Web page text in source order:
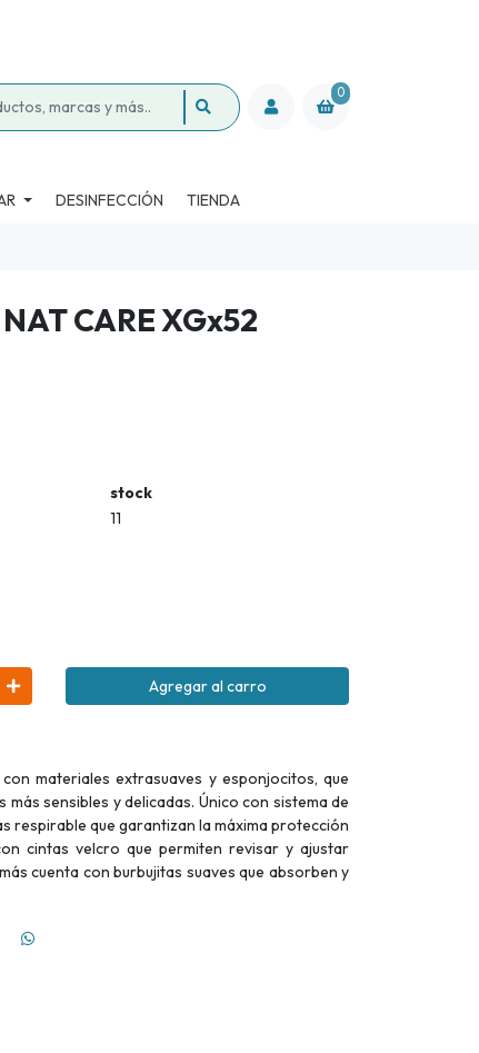
0
DESINFECCIÓN TIENDA
CARE XGx52
stock
11
Agregar al carro
materiales extrasuaves y esponjocitos, que
más sensibles y delicadas. Único con sistema de
respirable que garantizan la máxima protección
cintas velcro que permiten revisar y ajustar
cuenta con burbujitas suaves que absorben y